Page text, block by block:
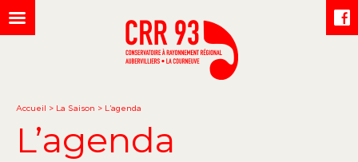
Accueil > La Saison > L’agenda
L’agenda